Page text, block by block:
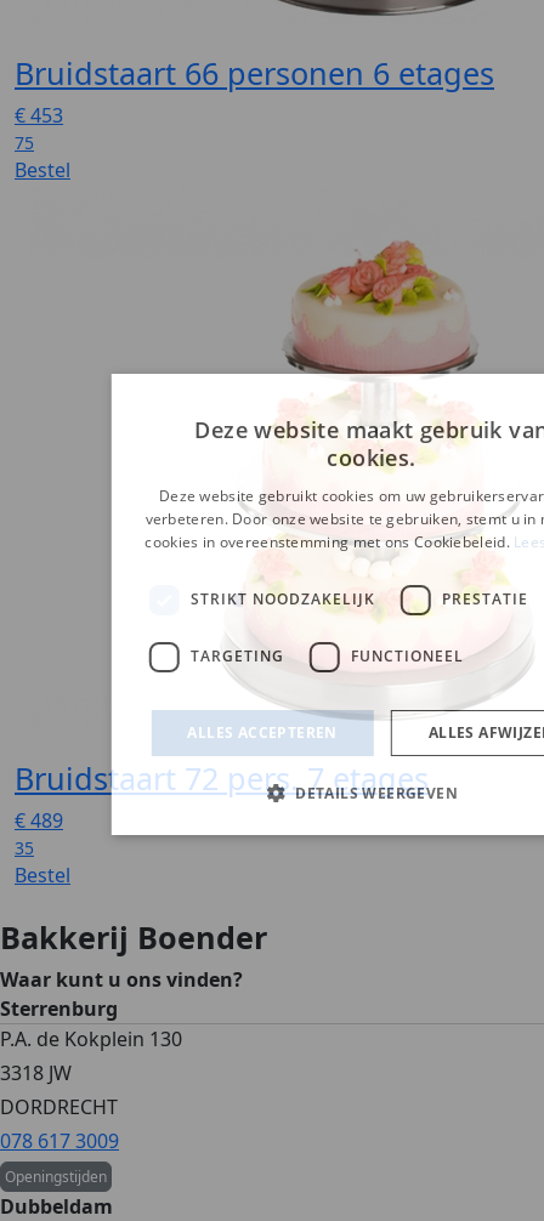
Bruidstaart 66 personen 6 etages
€453
75
Bestel
Bruidstaart 72 pers. 7 etages
€489
35
Bestel
Bakkerij Boender
Waar kunt u ons vinden?
Sterrenburg
P.A. de Kokplein 130
3318 JW
DORDRECHT
078 617 3009
Openingstijden
Dubbeldam